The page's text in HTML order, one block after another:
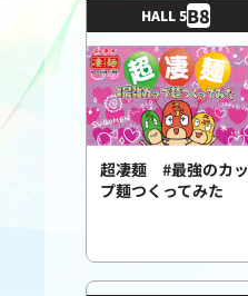
HALL 5B8
超凄麺 #最強のカッ
プ麺つくってみた